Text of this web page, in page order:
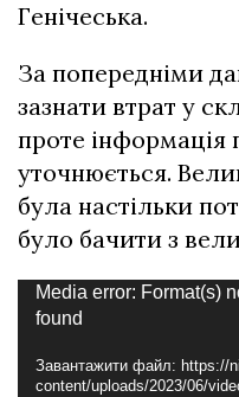
Генічеська.
За попередніми
зазнати втрат у
проте інформація
уточнюється.
була настільки
було бачити з
Відеопрогравач
Media error: Format(s)
found
Завантажити файл: https://
content/uploads/2023/06/